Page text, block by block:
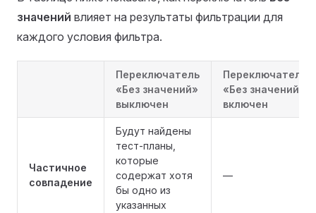
значений влияет на результаты фильтрации для
каждого условия фильтра.
Переключатель
«Без значений»
выключен
Переключатель
«Без значений»
включен
Частичное
совпадение
Будут найдены
тест-планы,
которые
содержат хотя
бы одно из
указанных
—